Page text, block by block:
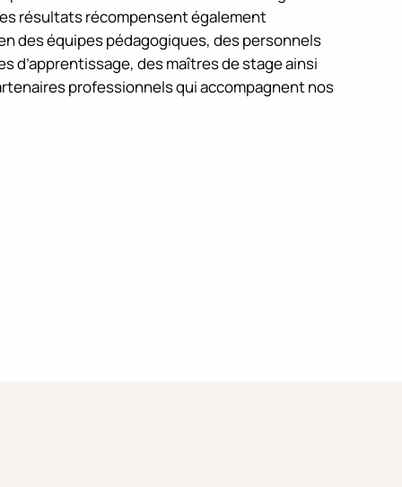
résultats récompensent également
des équipes pédagogiques, des personnels
d’apprentissage, des maîtres de stage ainsi
professionnels qui accompagnent nos